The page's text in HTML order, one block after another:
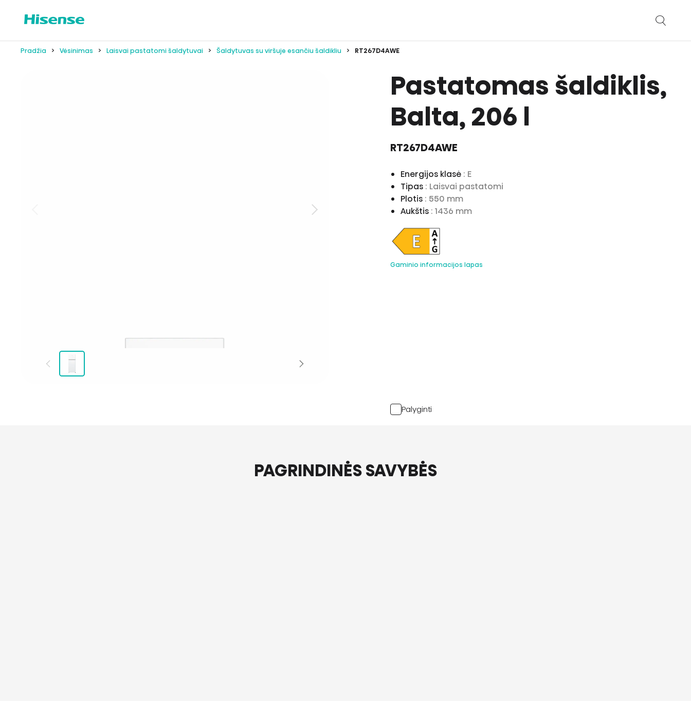
Pradžia Vėsinimas Laisvai pastatomi šaldytuvai Šaldytuvas su viršuje esančiu šaldikliu RT267D4AWE
Pastatomas šaldiklis,
Balta, 206 l
RT267D4AWE
Energijos klasė : E
Tipas : Laisvai pastatomi
Plotis : 550 mm
Aukštis : 1436 mm
Gaminio informacijos lapas
Palyginti
PAGRINDINĖS SAVYBĖS